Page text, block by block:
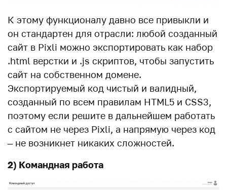
К этому функционалу давно все привыкли и
он стандартен для отрасли: любой созданный
сайт в Pixli можно экспортировать как набор
.html верстки и .js скриптов, чтобы запустить
сайт на собственном домене.
Экспортируемый код чистый и валидный,
созданный по всем правилам HTML5 и CSS3,
поэтому если решите в дальнейшем работать
с сайтом не через Pixli, а напрямую через код
– не возникнет никаких сложностей.
2) Командная работа